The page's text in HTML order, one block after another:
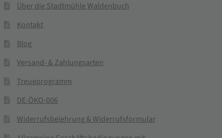
Über die Stadtmühle Waldenbuch
Kontakt
Blog
Versand- & Zahlungsarten
Treueprogramm
DE-ÖKO-006
Widerrufsbelehrung & Widerrufsformular